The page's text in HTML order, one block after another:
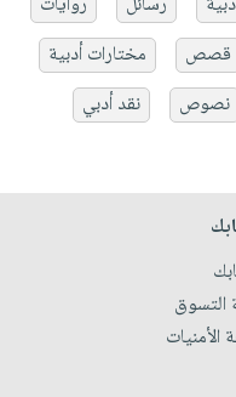
قصص
مختارات أدبية
نصوص نقد أدبي
التسوق
الأمنيات